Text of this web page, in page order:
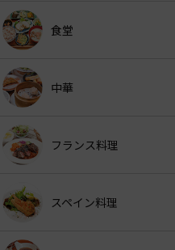
食堂
中華
フランス料理
スペイン料理